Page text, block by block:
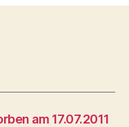
am 17.07.2011